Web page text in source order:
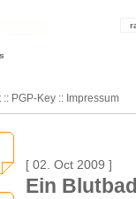
:: PGP-Key :: Impressum
[ 02. Oct 2009 ]
Ein